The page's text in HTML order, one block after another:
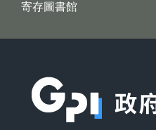
寄存圖書館